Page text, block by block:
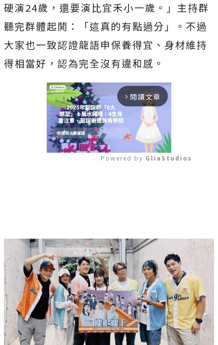
硬演24歲，還要演比宜禾小一歲。」 主持群
聽完群體起鬨：「這真的有點過分」。 不過
大家也一致認證龍語申保養得宜、身材維持
得相當好， 認為完全沒有違和感。
arrow_forward_ios 閱讀文章
Powered by GliaStudios